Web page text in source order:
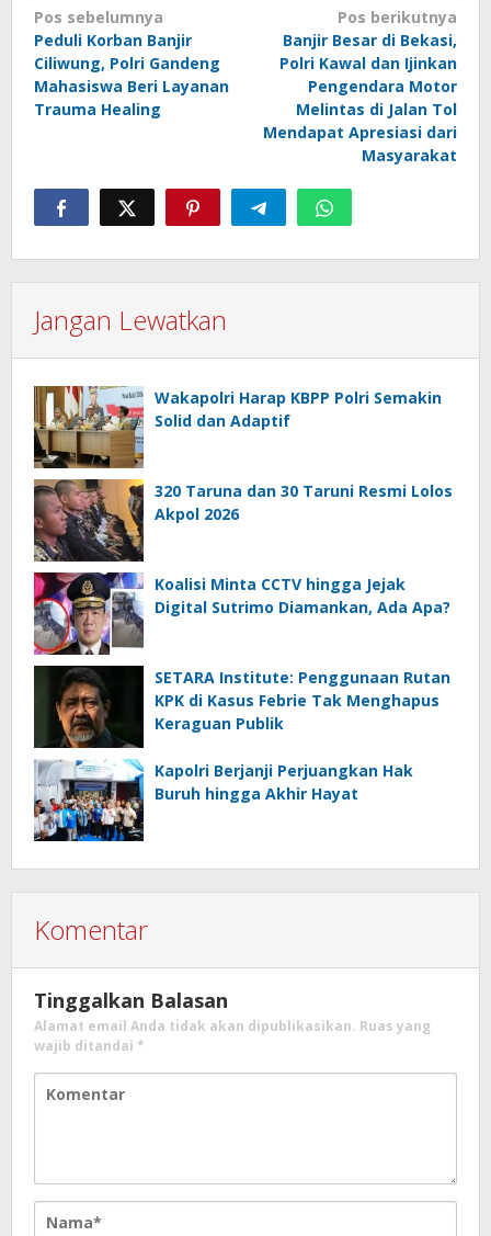
Navigasi
pos
Pos sebelumnya
Peduli Korban Banjir
Ciliwung, Polri Gandeng
Mahasiswa Beri Layanan
Trauma Healing
Pos berikutnya
Banjir Besar di Bekasi,
Polri Kawal dan Ijinkan
Pengendara Motor
Melintas di Jalan Tol
Mendapat Apresiasi dari
Masyarakat
Jangan Lewatkan
Wakapolri Harap KBPP Polri Semakin
Solid dan Adaptif
320 Taruna dan 30 Taruni Resmi Lolos
Akpol 2026
Koalisi Minta CCTV hingga Jejak
Digital Sutrimo Diamankan, Ada Apa?
SETARA Institute: Penggunaan Rutan
KPK di Kasus Febrie Tak Menghapus
Keraguan Publik
Kapolri Berjanji Perjuangkan Hak
Buruh hingga Akhir Hayat
Komentar
Tinggalkan Balasan
Alamat email Anda tidak akan dipublikasikan. Ruas yang
wajib ditandai *